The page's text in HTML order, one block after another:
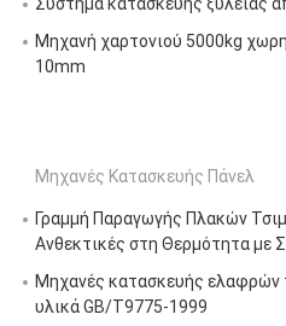
Σύστημα κατασκευής ξυλείας
Μηχανή χαρτονιού 5000kg
10mm
Μηχανές Κατασκευής Πάνελ
Γραμμή Παραγωγής Πλακών
Ανθεκτικές στη Θερμότητα με
Μηχανές κατασκευής ελαφρών
υλικά GB/T9775-1999